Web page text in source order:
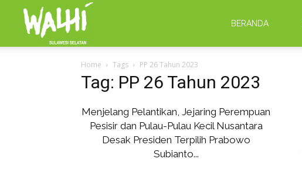
Sulsel
BERANDA
Home Tags PP 26 Tahun 2023
Tag: PP 26 Tahun 2023
Menjelang Pelantikan, Jejaring Perempuan
Pesisir dan Pulau-Pulau Kecil Nusantara
Desak Presiden Terpilih Prabowo
Subianto...